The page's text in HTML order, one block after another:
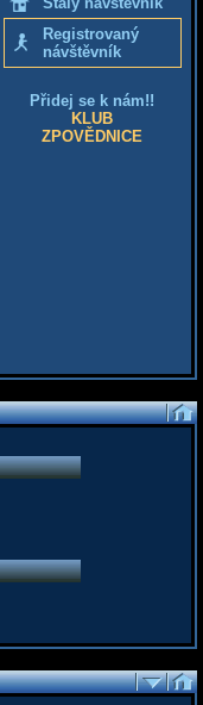
Registrovaný
návštěvník
Přidej se k nám!!
KLUB
ZPOVĚDNICE